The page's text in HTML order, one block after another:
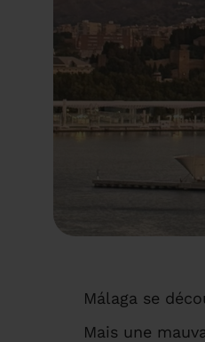
Málaga se
Mais une